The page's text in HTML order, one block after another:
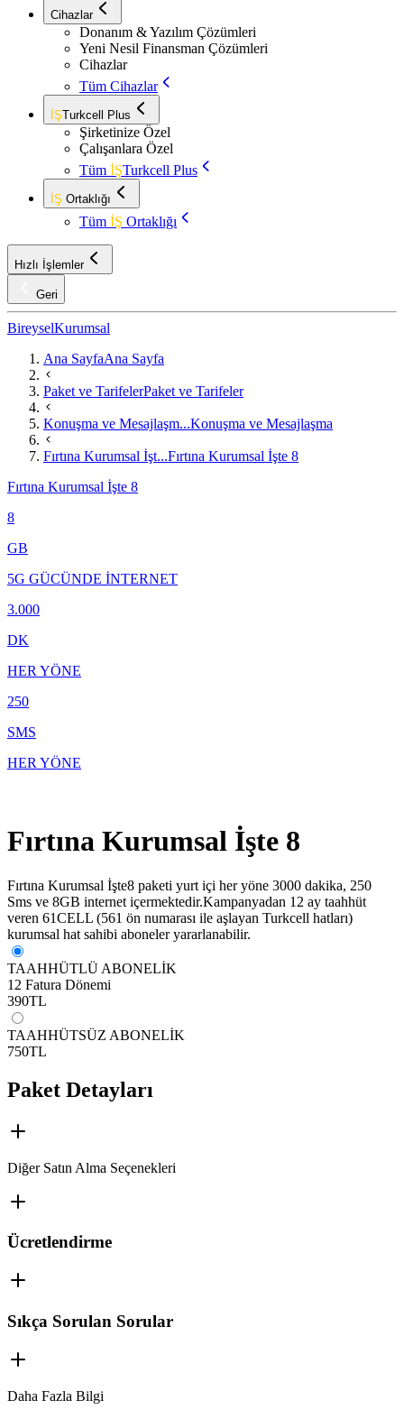
Cihazlar
Donanım & Yazılım Çözümleri
Yeni Nesil Finansman Çözümleri
Cihazlar
Tüm Cihazlar
İŞTurkcell Plus
Şirketinize Özel
Çalışanlara Özel
Tüm İŞTurkcell Plus
İŞ Ortaklığı
Tüm İŞ Ortaklığı
Hızlı İşlemler
Geri
BireyselKurumsal
Ana SayfaAna Sayfa
Paket ve TarifelerPaket ve Tarifeler
Konuşma ve Mesajlaşm...Konuşma ve Mesajlaşma
Fırtına Kurumsal İşt...Fırtına Kurumsal İşte 8
Fırtına Kurumsal İşte 8
8
GB
5G GÜCÜNDE İNTERNET
3.000
DK
HER YÖNE
250
SMS
HER YÖNE
Fırtına Kurumsal İşte 8
Fırtına Kurumsal İşte8 paketi yurt içi her yöne 3000 dakika, 250
Sms ve 8GB internet içermektedir.Kampanyadan 12 ay taahhüt
veren 61CELL (561 ön numarası ile aşlayan Turkcell hatları)
kurumsal hat sahibi aboneler yararlanabilir.
TAAHHÜTLÜ ABONELİK
12 Fatura Dönemi
390TL
TAAHHÜTSÜZ ABONELİK
750TL
Paket Detayları
Diğer Satın Alma Seçenekleri
Ücretlendirme
Sıkça Sorulan Sorular
Daha Fazla Bilgi